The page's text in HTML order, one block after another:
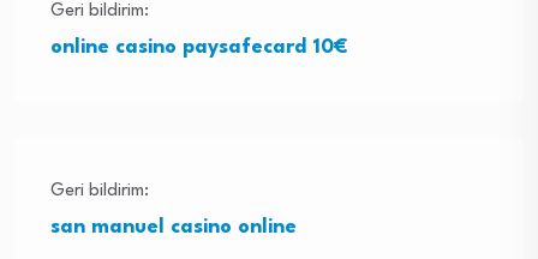
Geri bildirim:
online casino paysafecard 10€
Geri bildirim:
san manuel casino online